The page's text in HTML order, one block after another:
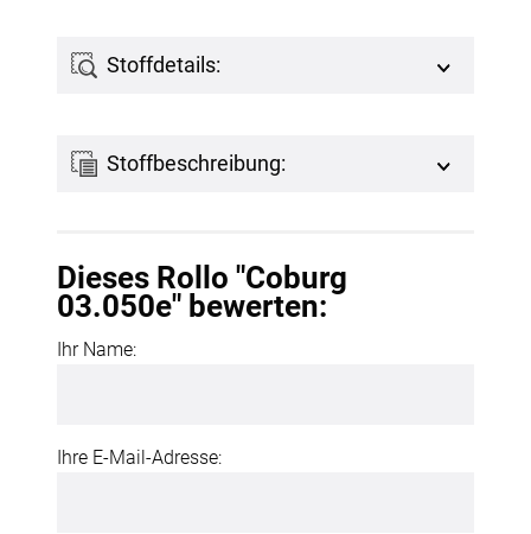
Stoffdetails:
Stoffbeschreibung:
Dieses Rollo "Coburg
03.050e" bewerten:
Ihr Name:
Ihre E-Mail-Adresse: